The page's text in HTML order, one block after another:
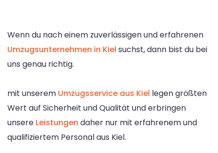
Wenn du nach einem zuverlässigen und erfahrenen
Umzugsunternehmen in Kiel suchst, dann bist du bei
uns genau richtig.
mit unserem Umzugsservice aus Kiel legen größten
Wert auf Sicherheit und Qualität und erbringen
unsere Leistungen daher nur mit erfahrenem und
qualifiziertem Personal aus Kiel.